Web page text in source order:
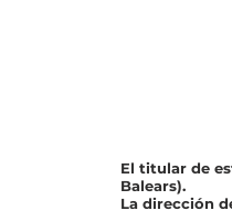
El titular de
Balears).
La dirección